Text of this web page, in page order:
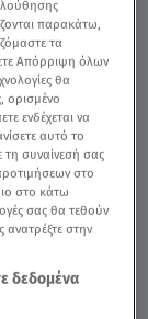
παρακάτω,
τα
Απόρριψη όλων
θα
ορισμένο
ενδέχεται να
αυτό το
τη συναίνεσή σας
στο
στο κάτω
σας θα τεθούν
ανατρέξτε στην
δεδομένα